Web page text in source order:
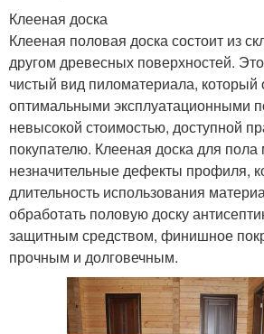
Клееная доска
Клееная половая доска состоит из
другом древесных поверхностей. Это
чистый вид пиломатериала, который
оптимальными эксплуатационными
невысокой стоимостью, доступной
покупателю. Клееная доска для пола
незначительные дефекты профиля,
длительность использования
обработать половую доску
защитным средством, финишное
прочным и долговечным.